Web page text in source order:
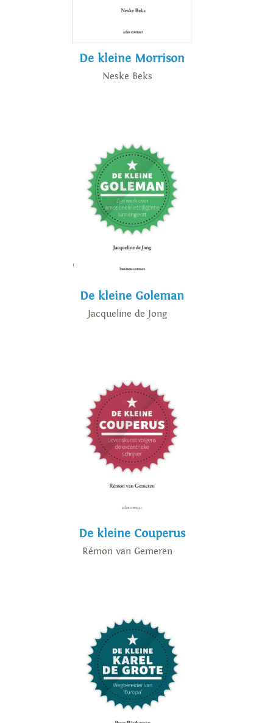
De kleine Morrison
Neske Beks
De kleine Goleman
Jacqueline de Jong
De kleine Couperus
Rémon van Gemeren